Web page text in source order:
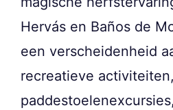
Hervás en Baños de
een verscheidenheid
recreatieve